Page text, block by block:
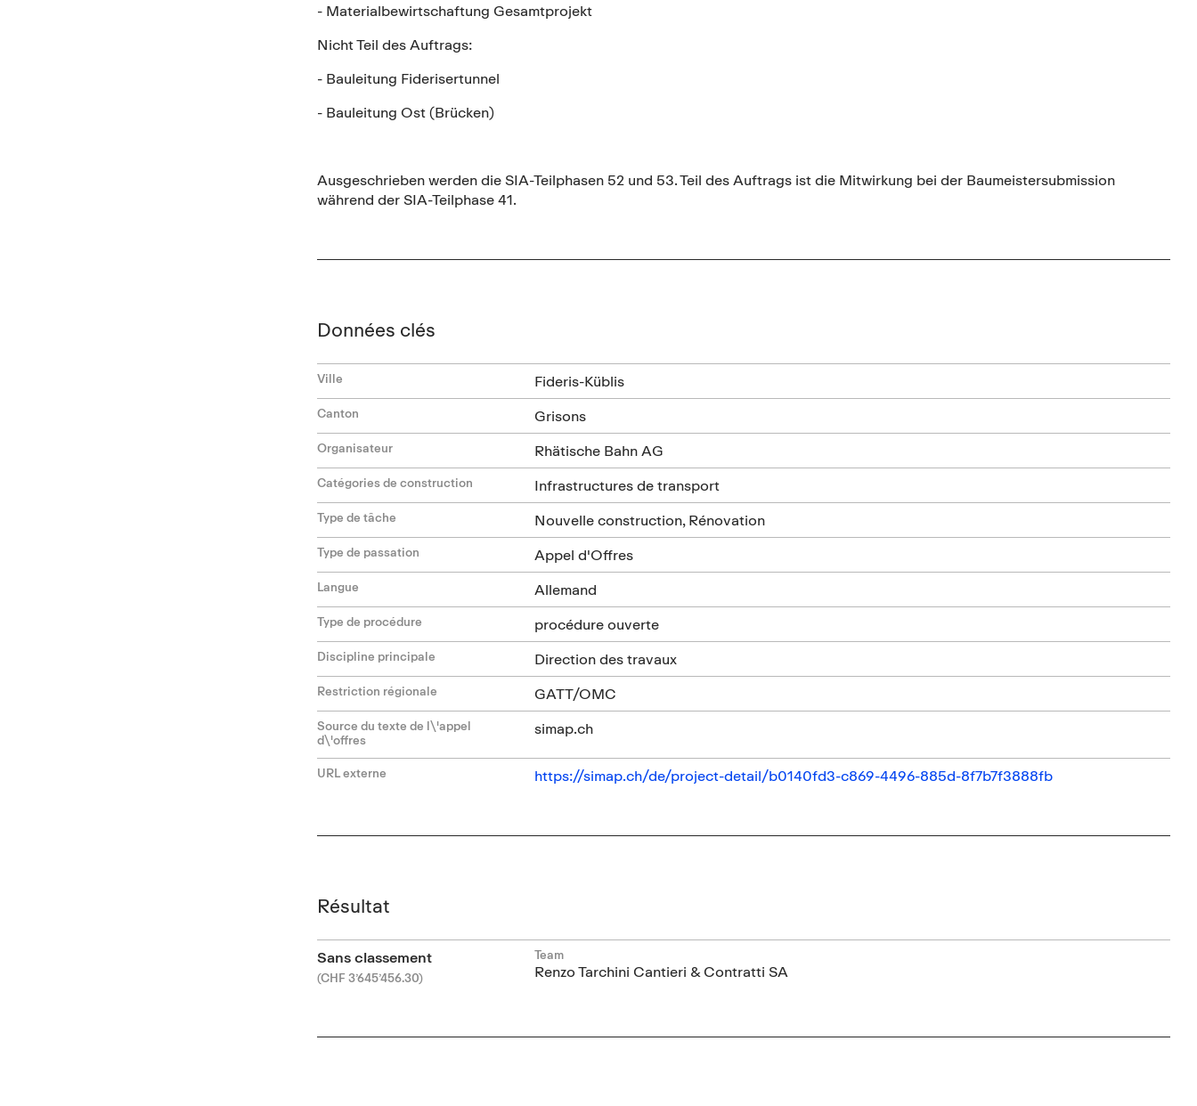
- Materialbewirtschaftung Gesamtprojekt
Nicht Teil des Auftrags:
- Bauleitung Fiderisertunnel
- Bauleitung Ost (Brücken)
Ausgeschrieben werden die SIA-Teilphasen 52 und 53. Teil des Auftrags ist die Mitwirkung bei der Baumeistersubmission
während der SIA-Teilphase 41.
Données clés
Ville Fideris-Küblis
Canton Grisons
Organisateur Rhätische Bahn AG
Catégories de construction Infrastructures de transport
Type de tâche Nouvelle construction, Rénovation
Type de passation Appel d'Offres
Langue Allemand
Type de procédure procédure ouverte
Discipline principale Direction des travaux
Restriction régionale GATT/OMC
Source du texte de l\'appel
d\'offres
simap.ch
URL externe https://simap.ch/de/project-detail/b0140fd3-c869-4496-885d-8f7b7f3888fb
Résultat
Sans classement
(CHF 3’645’456.30)
Team
Renzo Tarchini Cantieri & Contratti SA